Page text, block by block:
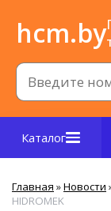
hcm.by
Каталог
Главная »Новости
HIDROMEK